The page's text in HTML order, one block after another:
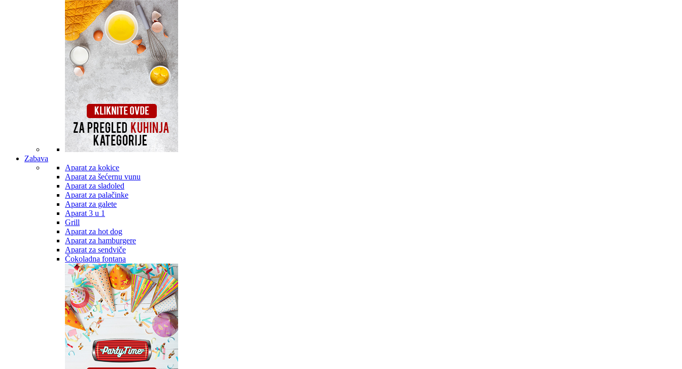
Zabava
Aparat za kokice
Aparat za šećernu vunu
Aparat za sladoled
Aparat za palačinke
Aparat za galete
Aparat 3 u 1
Grill
Aparat za hot dog
Aparat za hamburgere
Aparat za sendviče
Čokoladna fontana